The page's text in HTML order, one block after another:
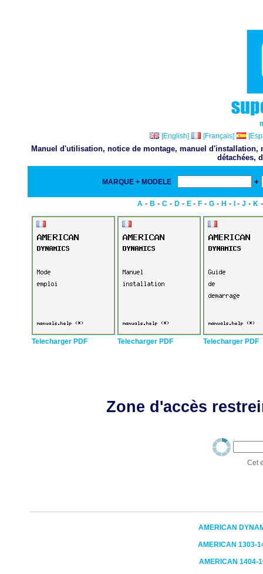
[English]
[Français]
Manuel d'utilisation, notice de montage, manuel
détachées,
MARQUE + MODELE +
A - B - C - D - E - F - G - H - - J - K
Telecharger PDF Telecharger PDF Telecharger PDF
Zone d'accès
Cet
AMERICAN
AMERICAN 1303-
AMERICAN 1404-